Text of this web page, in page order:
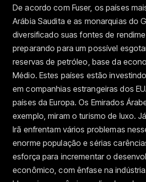
De acordo com Fuser, os países
Arábia Saudita e as monarquias do
diversificado suas fontes de
preparando para um possível
reservas de petróleo, base da
Médio. Estes países estão
em companhias estrangeiras dos
países da Europa. Os Emirados
exemplo, miram o turismo de luxo.
Irã enfrentam vários problemas
enorme população e sérias
esforça para incrementar o
econômico, com ênfase na